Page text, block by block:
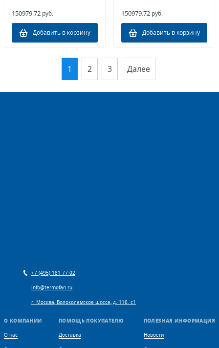
150979.72 руб.
Добавить в корзину
150979.72 руб.
Добавить в корзину
1 2 3 Далее
О КОМПАНИИ
О нас
ПОМОЩЬ ПОКУПАТЕЛЮ
Доставка
ПОЛЕЗНАЯ ИНФОРМАЦИЯ
Новости
+7 (495) 181 77 02
info@termofan.ru
г. Москва, Волоколамское шоссе, д. 116. с1